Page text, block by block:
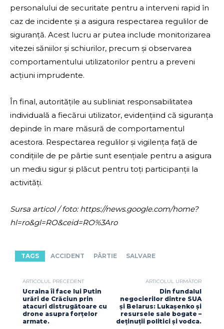
personalului de securitate pentru a interveni rapid în
caz de incidente și a asigura respectarea regulilor de
siguranță. Acest lucru ar putea include monitorizarea
vitezei săniilor și schiurilor, precum și observarea
comportamentului utilizatorilor pentru a preveni
acțiuni imprudente.
În final, autoritățile au subliniat responsabilitatea
individuală a fiecărui utilizator, evidențiind că siguranța
depinde în mare măsură de comportamentul
acestora. Respectarea regulilor și vigilența față de
condițiile de pe pârtie sunt esențiale pentru a asigura
un mediu sigur și plăcut pentru toți participanții la
activități.
Sursa articol / foto: https://news.google.com/home?
hl=ro&gl=RO&ceid=RO%3Aro
TAGS ACCIDENT PÂRTIE SALVARE
ARTICOLUL PRECEDENT
Ucraina îi face lui Putin
urări de Crăciun prin
atacuri distrugătoare cu
drone asupra forțelor
armate.
ARTICOLUL URMĂTOR
Din fundalul
negocierilor dintre SUA
și Belarus: Lukașenko și
resursele sale bogate –
deținuții politici și vodca.